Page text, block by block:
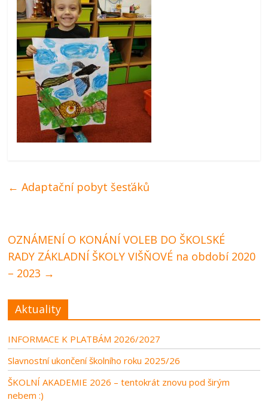
← Adaptační pobyt šesťáků
OZNÁMENÍ O KONÁNÍ VOLEB DO ŠKOLSKÉ
RADY ZÁKLADNÍ ŠKOLY VIŠŇOVÉ na období 2020
– 2023 →
Aktuality
INFORMACE K PLATBÁM 2026/2027
Slavnostní ukončení školního roku 2025/26
ŠKOLNÍ AKADEMIE 2026 – tentokrát znovu pod širým
nebem :)